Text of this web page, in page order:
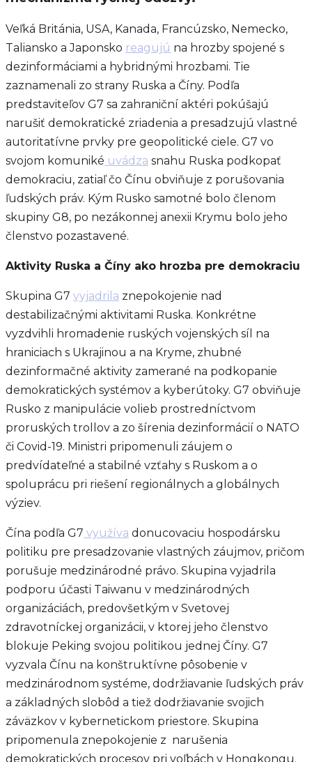
Veľká Británia, USA, Kanada, Francúzsko, Nemecko,
Taliansko a Japonsko reagujú na hrozby spojené s
dezinformáciami a hybridnými hrozbami. Tie
zaznamenali zo strany Ruska a Číny. Podľa
predstaviteľov G7 sa zahraniční aktéri pokúšajú
narušiť demokratické zriadenia a presadzujú vlastné
autoritatívne prvky pre geopolitické ciele. G7 vo
svojom komuniké uvádza snahu Ruska podkopať
demokraciu, zatiaľ čo Čínu obviňuje z porušovania
ľudských práv. Kým Rusko samotné bolo členom
skupiny G8, po nezákonnej anexii Krymu bolo jeho
členstvo pozastavené.
Aktivity Ruska a Číny ako hrozba pre demokraciu
Skupina G7 vyjadrila znepokojenie nad
destabilizačnými aktivitami Ruska. Konkrétne
vyzdvihli hromadenie ruských vojenských síl na
hraniciach s Ukrajinou a na Kryme, zhubné
dezinformačné aktivity zamerané na podkopanie
demokratických systémov a kyberútoky. G7 obviňuje
Rusko z manipulácie volieb prostredníctvom
proruských trollov a zo šírenia dezinformácií o NATO
či Covid-19. Ministri pripomenuli záujem o
predvídateľné a stabilné vzťahy s Ruskom a o
spoluprácu pri riešení regionálnych a globálnych
výziev.
Čína podľa G7 využíva donucovaciu hospodársku
politiku pre presadzovanie vlastných záujmov, pričom
porušuje medzinárodné právo. Skupina vyjadrila
podporu účasti Taiwanu v medzinárodných
organizáciách, predovšetkým v Svetovej
zdravotníckej organizácii, v ktorej jeho členstvo
blokuje Peking svojou politikou jednej Číny. G7
vyzvala Čínu na konštruktívne pôsobenie v
medzinárodnom systéme, dodržiavanie ľudských práv
a základných slobôd a tiež dodržiavanie svojich
záväzkov v kybernetickom priestore. Skupina
pripomenula znepokojenie z narušenia
demokratických procesov pri voľbách v Hongkongu.